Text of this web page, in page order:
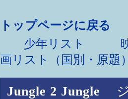
トップページに戻る
少年リスト
映画
画リスト（国別・原題
Jungle 2 Jungle